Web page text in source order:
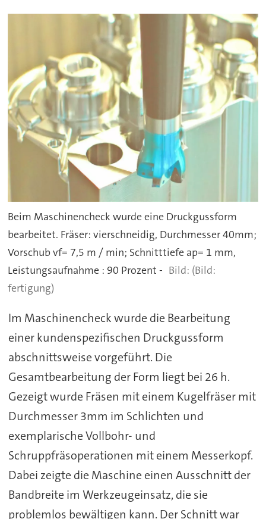
Beim Maschinencheck wurde eine Druckgussform
bearbeitet. Fräser: vierschneidig, Durchmesser 40mm;
Vorschub vf= 7,5 m / min; Schnitttiefe ap= 1 mm,
Leistungsaufnahme : 90 Prozent -
(Bild:
fertigung)
Im Maschinencheck wurde die Bearbeitung
einer kundenspezifischen Druckgussform
abschnittsweise vorgeführt. Die
Gesamtbearbeitung der Form liegt bei 26 h.
Gezeigt wurde Fräsen mit einem Kugelfräser mit
Durchmesser 3mm im Schlichten und
exemplarische Vollbohr- und
Schruppfräsoperationen mit einem Messerkopf.
Dabei zeigte die Maschine einen Ausschnitt der
Bandbreite im Werkzeugeinsatz, die sie
problemlos bewältigen kann. Der Schnitt war